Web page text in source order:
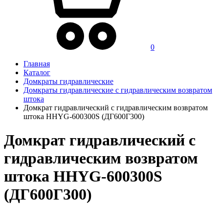
0
Главная
Каталог
Домкраты гидравлические
Домкраты гидравлические с гидравлическим возвратом
штока
Домкрат гидравлический с гидравлическим возвратом
штока HHYG-600300S (ДГ600Г300)
Домкрат гидравлический с
гидравлическим возвратом
штока HHYG-600300S
(ДГ600Г300)